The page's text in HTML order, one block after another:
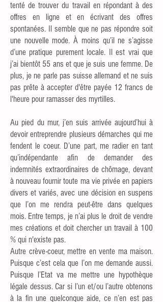
tenté de trouver du travail en répondant à des
offres en ligne et en écrivant des offres
spontanées. Il semble que ne pas répondre soit
une nouvelle mode. À moins qu’il ne s’agisse
d’une pratique purement locale. Il est vrai que
j’ai bientôt 55 ans et que je suis une femme. De
plus, je ne parle pas suisse allemand et ne suis
pas prête à accepter d'être payée 12 francs de
l'heure pour ramasser des myrtilles.
Au pied du mur, j’en suis arrivée aujourd’hui à
devoir entreprendre plusieurs démarches qui me
fendent le coeur. D’une part, me radier en tant
qu’indépendante afin de demander des
indemnités extraordinaires de chômage, devant
à nouveau fournir toute ma vie privée en papiers
divers et variés, avec une décision en suspens
que l’on me rendra peut-être dans quelques
mois. Entre temps, je n’ai plus le droit de vendre
mes créations et doit chercher un travail à 100
% qui n'existe pas.
Autre crève-coeur, mettre en vente ma maison.
Puisque c’est cela que l’on me demande aussi.
Puisque l’Etat va me mettre une hypothèque
légale dessus. Car si l’un et/ou l’autre obtenons
à la fin une quelconque aide, ce n’en est pas